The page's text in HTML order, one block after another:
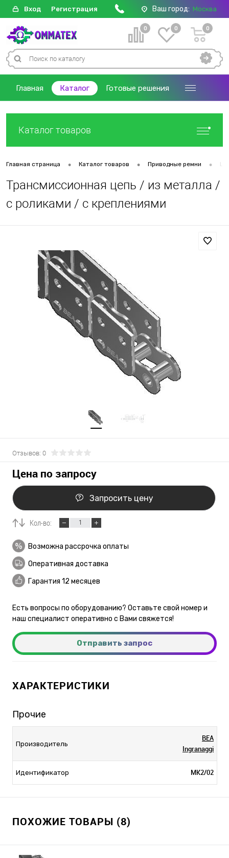
Вход Регистрация Ваш город: Москва
0 0 0
Главная Каталог Готовые решения
Каталог товаров
Главная страница • Каталог товаров • Приводные ремни •
Трансмиссионная цепь / из металла /
с роликами / с креплениями
Отзывов: 0
Цена по запросу
Запросить цену
Кол-во:
Возможна рассрочка оплаты
Оперативная доставка
Гарантия 12 месяцев
Есть вопросы по оборудованию? Оставьте свой номер и
наш специалист оперативно с Вами свяжется!
Отправить запрос
ХАРАКТЕРИСТИКИ
Прочие
Производитель
BEA
Ingranaggi
Идентификатор MK2/02
ПОХОЖИЕ ТОВАРЫ (8)